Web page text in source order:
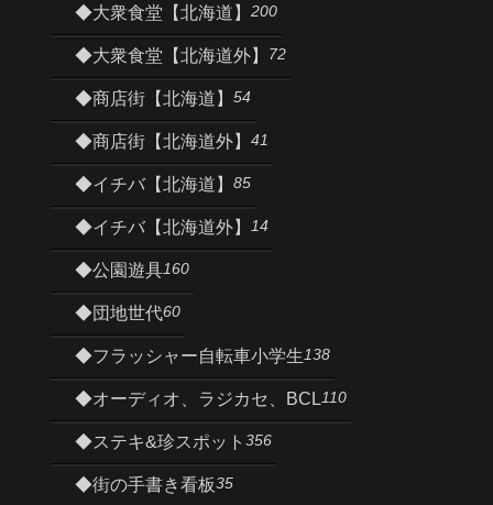
◆大衆食堂【北海道】 200
◆大衆食堂【北海道外】 72
◆商店街【北海道】 54
◆商店街【北海道外】 41
◆イチバ【北海道】 85
◆イチバ【北海道外】 14
◆公園遊具160
◆団地世代60
◆フラッシャー自転車小学生138
◆オーディオ、ラジカセ、BCL110
◆ステキ&珍スポット 356
◆街の手書き看板35